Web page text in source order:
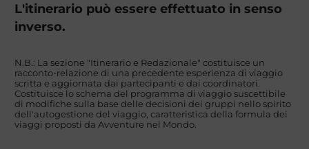
L'itinerario può essere effettuato in senso
inverso.
N.B.: La sezione "Itinerario e Redazionale" costituisce un
racconto-relazione di una precedente esperienza di viaggio
scritta e aggiornata dai partecipanti e dai coordinatori.
Costituisce lo schema del programma di viaggio suscettibile
di modifiche sulla base delle decisioni dei gruppi nello spirito
dell'autogestione del viaggio, caratteristica della formula dei
viaggi proposti da Avventure nel Mondo.